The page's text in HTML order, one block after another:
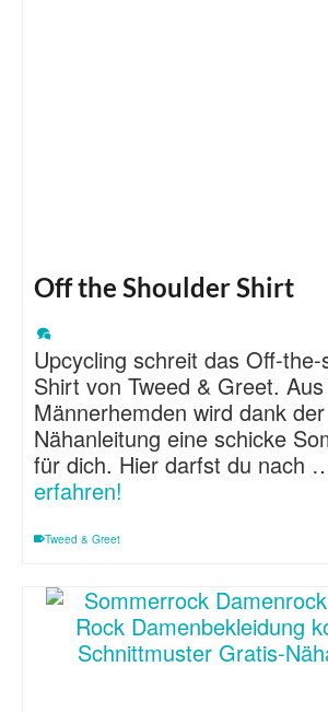
Off the Shoulder Shirt
Upcycling schreit das Off-
Shirt von Tweed & Greet.
Männerhemden wird dank
Nähanleitung eine schicke
für dich. Hier darfst du nach
erfahren!
Tweed & Greet